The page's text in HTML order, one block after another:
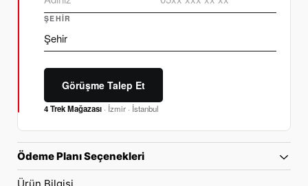
ŞEHIR
Görüşme Talep Et
4 Trek Mağazası · İzmir · İstanbul
Ödeme Planı Seçenekleri